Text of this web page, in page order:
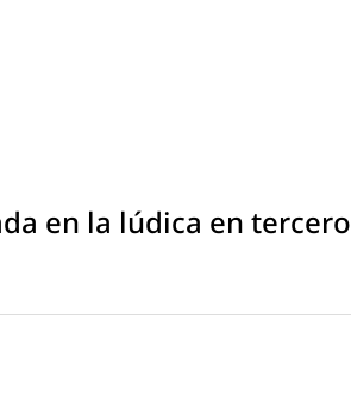
en la lúdica en tercero